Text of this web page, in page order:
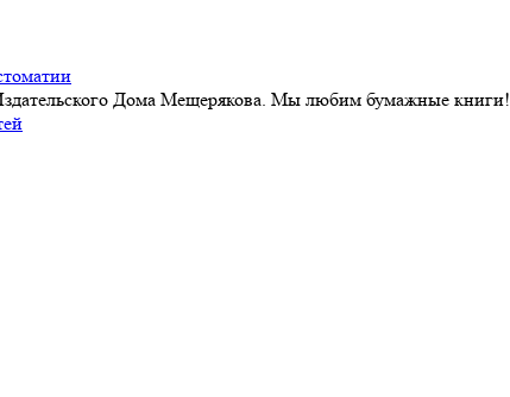
Дома Мещерякова. Мы любим бумажные книги!